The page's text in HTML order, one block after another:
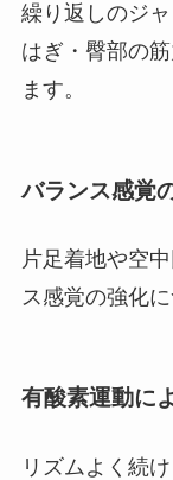
繰り返しのジ
はぎ・臀部の
ます。
バランス感覚
片足着地や空
ス感覚の強化
有酸素運動に
リズムよく続